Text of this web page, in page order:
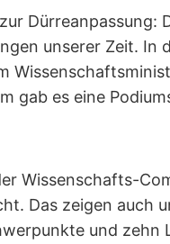
unserer Zeit. In
gab es eine
Wissenschafts-
Das zeigen auch
und zehn